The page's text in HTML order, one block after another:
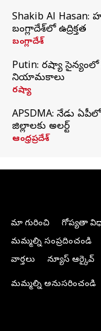
Shakib Al
బంగ్లాదేశ్‌లో ఉద్రిక్తత
బంగ్లాదేశ్
Putin: రష్యా సైన్యంలో
నియామకాలు
రష్యా
APSDMA: నేడు
జిల్లాలకు అలర్ట్
ఆంధ్రప్రదేశ్
మా గురించి గోప్యతా
మమ్మల్ని సంప్రదించండి
వార్తలు
న్యూస్ ఆర్కైవ్
మమ్మల్ని అనుసరించండి